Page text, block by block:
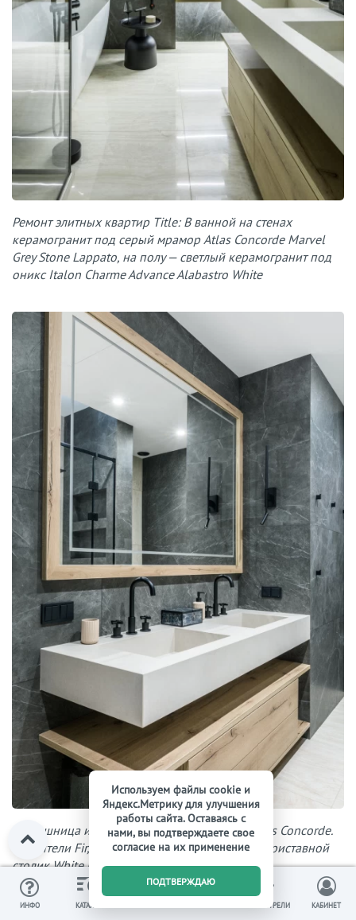
Ремонт элитных квартир Title: В ванной на стенах
керамогранит под серый мрамор Atlas Concorde Marvel
Grey Stone Lappato, на полу — светлый керамогранит под
оникс Italon Charme Advance Alabastro White
Столешница и раковина в мастер-санузле Atlas Concorde.
Смесители Fir, полотенцесушитель Margaroli, приставной
столик White Label Living
ИНФО КАТАЛОГ
0
ВЫ СМОТРЕЛИ КАБИНЕТ
Используем файлы cookie и
Яндекс.Метрику для улучшения
работы сайта. Оставаясь с
нами, вы подтверждаете свое
согласие на их применение
ПОДТВЕРЖДАЮ